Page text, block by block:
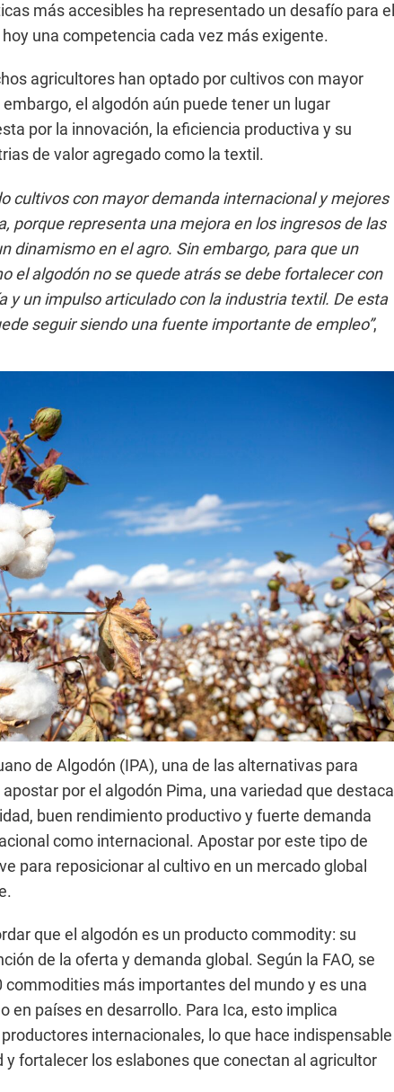
más accesibles ha representado un desafío para el
una competencia cada vez más exigente.
agricultores han optado por cultivos con mayor
el algodón aún puede tener un lugar
por la innovación, la eficiencia productiva y su
de valor agregado como la textil.
cultivos con mayor demanda internacional y mejores
porque representa una mejora en los ingresos de las
dinamismo en el agro. Sin embargo, para que un
el algodón no se quede atrás se debe fortalecer con
y un impulso articulado con la industria textil. De esta
seguir siendo una fuente importante de empleo”,
de Algodón (IPA), una de las alternativas para
por el algodón Pima, una variedad que destaca
buen rendimiento productivo y fuerte demanda
como internacional. Apostar por este tipo de
para reposicionar al cultivo en un mercado global
que el algodón es un producto commodity: su
de la oferta y demanda global. Según la FAO, se
commodities más importantes del mundo y es una
en países en desarrollo. Para Ica, esto implica
internacionales, lo que hace indispensable
y fortalecer los eslabones que conectan al agricultor